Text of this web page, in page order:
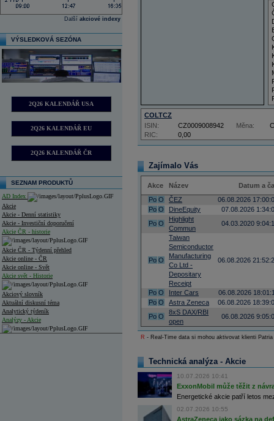
Další akciové indexy
VÝSLEDKOVÁ SEZÓNA
2Q26 KALENDÁŘ USA
2Q26 KALENDÁŘ EU
2Q26 KALENDÁŘ ČR
SEZNAM PRODUKTŮ
AD Index
Akcie
Akcie - Denní statistiky
Akcie - Investiční doporučení
Akcie ČR - historie
Akcie ČR - Týdenní přehled
Akcie online - ČR
Akcie online - Svět
Akcie svět - Historie
Akciový slovník
Aktuální diskusní téma
Analytický týdeník
Analýzy - Akcie
COLTCZ
RIC: 0,00
ISIN: CZ0009008942 Měna:
Zajímalo Vás
Akce Název
Datum a
Po O ČEZ
06.08.2026
Po O DineEquity
07.08.2026
Po O
Highlight
Commun
04.03.2020
Po O
Taiwan
Semiconductor
Manufacturing
Co Ltd -
Depositary
Receipt
06.08.2026
Po O Inter Cars
06.08.2026
Po O Astra Zeneca
06.08.2026
Po O
8xS DAX/RBI
open
06.08.2026
R - Real-Time data si mohou aktivovat klienti
Technická analýza - Akcie
10.07.2026 10:41
ExxonMobil může těžit z
Energetické akcie patří letos
02.07.2026 10:55
AstraZeneca jako sázka na